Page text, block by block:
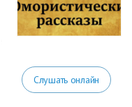
Слушать онлайн